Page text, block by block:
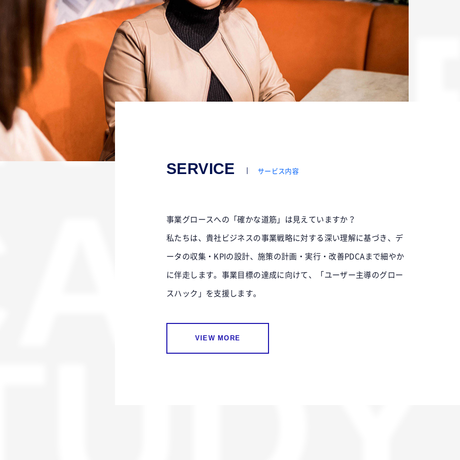
SERVICE サービス内容
事業グロースへの「確かな道筋」は見えていますか？
私たちは、貴社ビジネスの事業戦略に対する深い理解に基づき、デ
ータの収集・KPIの設計、施策の計画・実行・改善PDCAまで細やか
に伴走します。事業目標の達成に向けて、「ユーザー主導のグロー
スハック」を支援します。
VIEW MORE